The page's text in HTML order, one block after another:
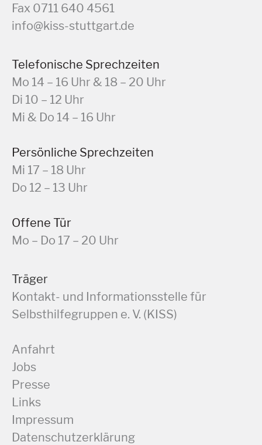
Fax 0711 640 4561
info@kiss-stuttgart.de
Telefonische Sprechzeiten
Mo 14 – 16 Uhr & 18 – 20 Uhr
Di 10 – 12 Uhr
Mi & Do 14 – 16 Uhr
Persönliche Sprechzeiten
Mi 17 – 18 Uhr
Do 12 – 13 Uhr
Offene Tür
Mo – Do 17 – 20 Uhr
Träger
Kontakt- und Informationsstelle für
Selbsthilfegruppen e. V. (KISS)
Anfahrt
Jobs
Presse
Links
Impressum
Datenschutzerklärung